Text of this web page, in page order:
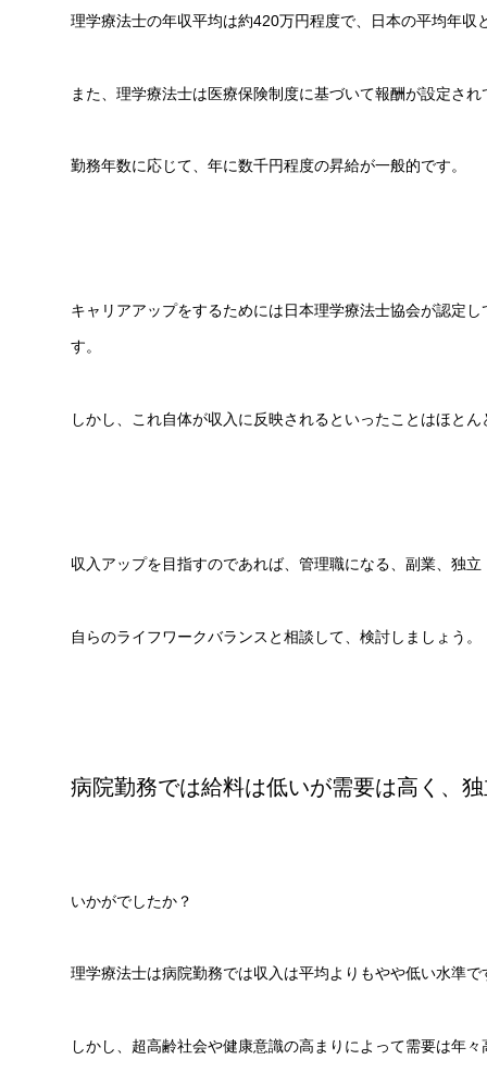
理学療法士の年収平均は約420万円程度で、日本の平均年収
また、理学療法士は医療保険制度に基づいて報酬が設定さ
勤務年数に応じて、年に数千円程度の昇給が一般的です。
キャリアアップをするためには日本理学療法士協会が認定
す。
しかし、これ自体が収入に反映されるといったことはほと
収入アップを目指すのであれば、管理職になる、副業、独
自らのライフワークバランスと相談して、検討しましょう。
病院勤務では給料は低いが需要は高く、
いかがでしたか？
理学療法士は病院勤務では収入は平均よりもやや低い水準で
しかし、超高齢社会や健康意識の高まりによって需要は年